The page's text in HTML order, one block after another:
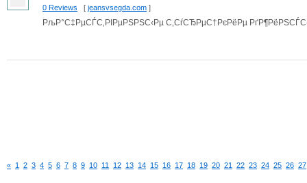
0 Reviews [ jeansvsegda.com ]
РљР°С‡РµСЃС‚РІРµРЅРЅС‹Рµ С‚СѓСЂРµС†РєРёРµ
« 1 2 3 4 5 6 7 8 9 10 11 12 13 14 15 16 17 18 19 20 21 22 23 24 25 26 27